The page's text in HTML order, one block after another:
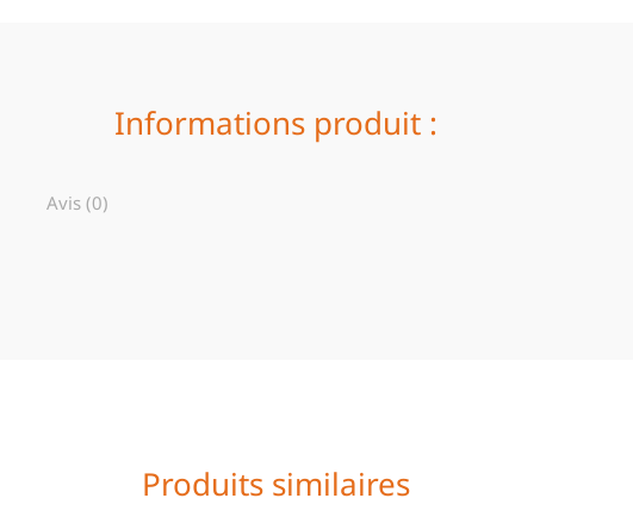
Informations produit :
Avis (0)
Produits similaires